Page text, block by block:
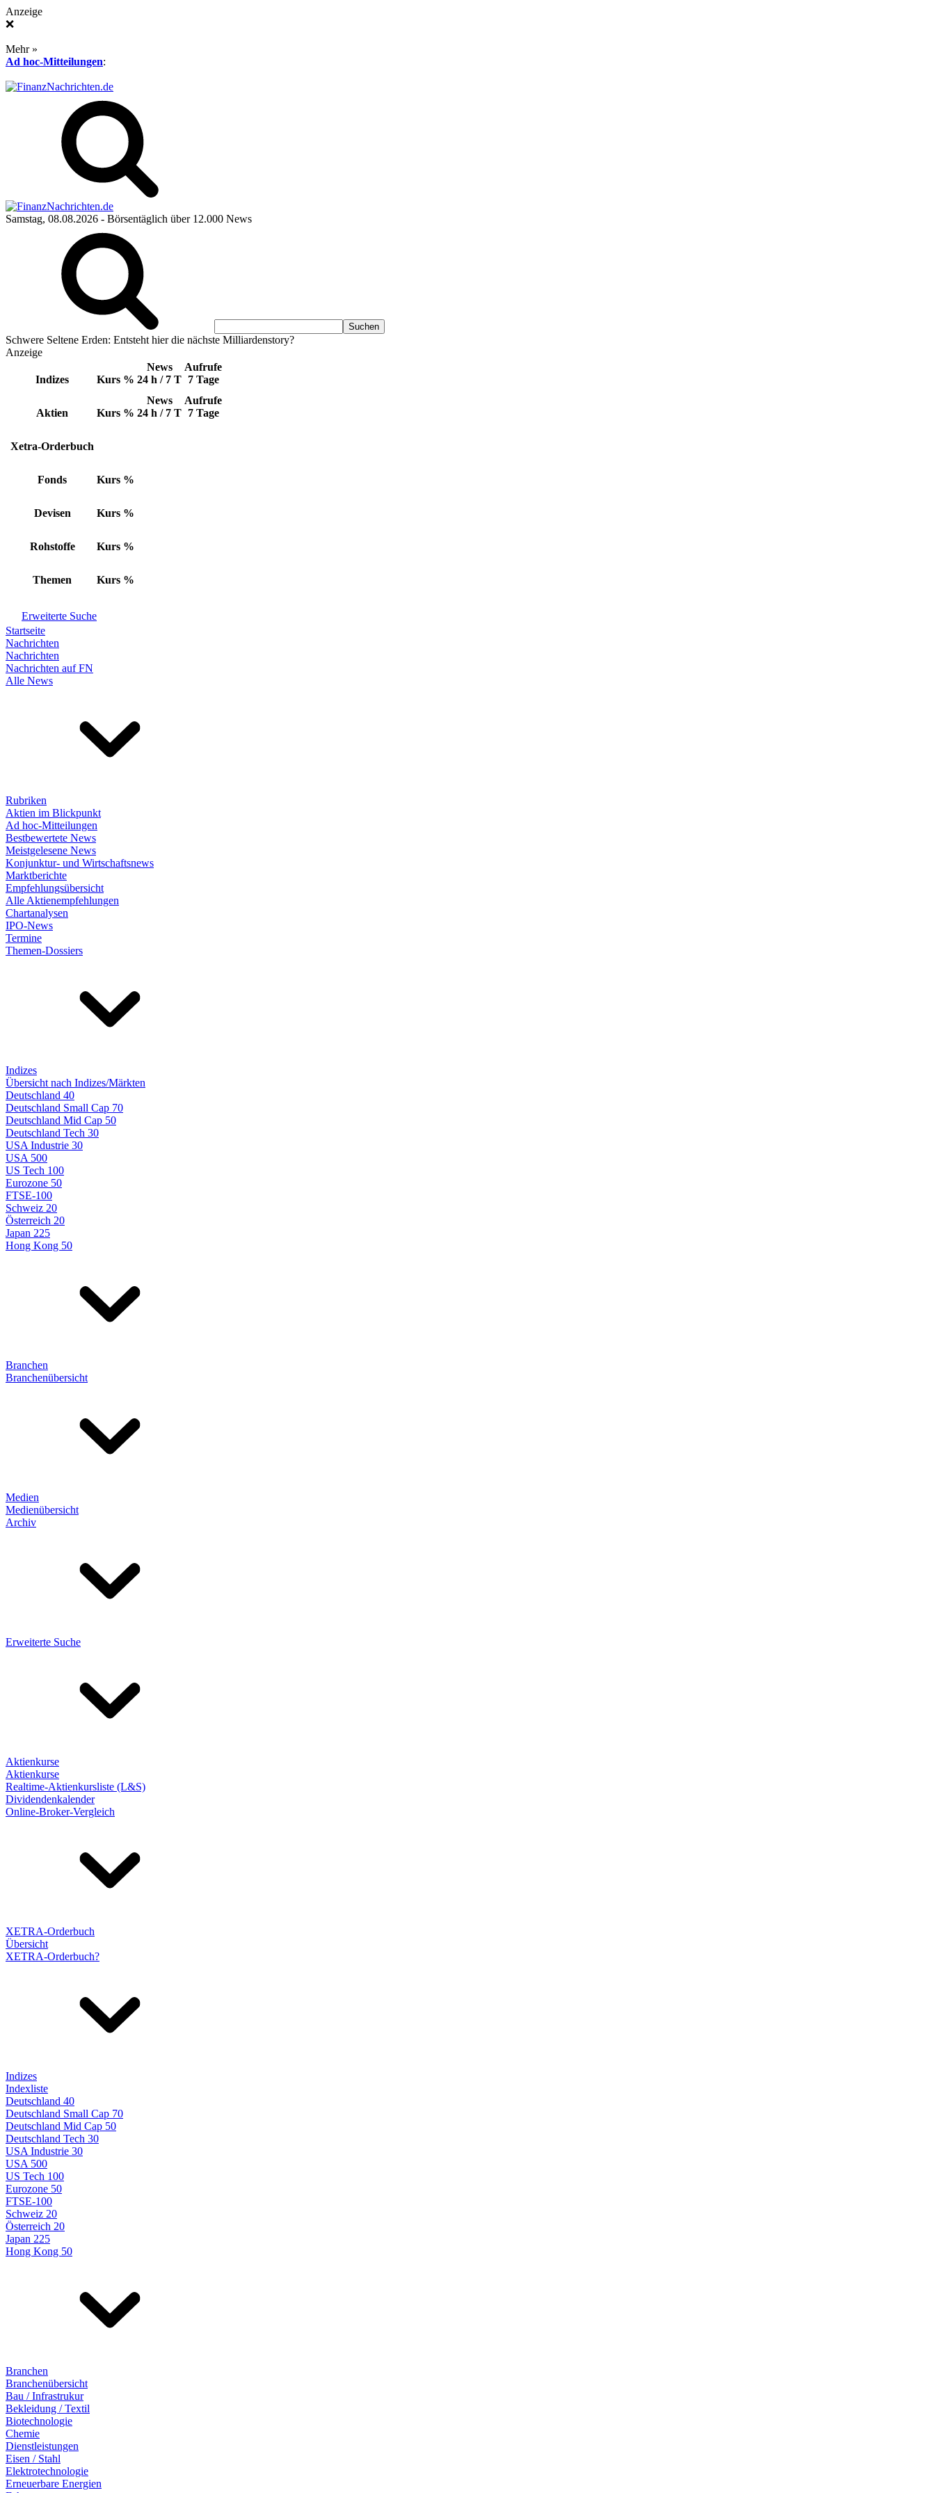
Anzeige
❌
Mehr »
Ad hoc-Mitteilungen:
Samstag, 08.08.2026 - Börsentäglich über 12.000 News
Schwere Seltene Erden: Entsteht hier die nächste Milliardenstory?
Anzeige
Indizes Kurs %
News
24 h / 7 T
Aufrufe
7 Tage
Aktien Kurs %
News
24 h / 7 T
Aufrufe
7 Tage
Xetra-Orderbuch
Fonds Kurs %
Devisen Kurs %
Rohstoffe Kurs %
Themen Kurs %
Erweiterte Suche
Startseite
Nachrichten
Nachrichten
Nachrichten auf FN
Alle News
Rubriken
Aktien im Blickpunkt
Ad hoc-Mitteilungen
Bestbewertete News
Meistgelesene News
Konjunktur- und Wirtschaftsnews
Marktberichte
Empfehlungsübersicht
Alle Aktienempfehlungen
Chartanalysen
IPO-News
Termine
Themen-Dossiers
Indizes
Übersicht nach Indizes/Märkten
Deutschland 40
Deutschland Small Cap 70
Deutschland Mid Cap 50
Deutschland Tech 30
USA Industrie 30
USA 500
US Tech 100
Eurozone 50
FTSE-100
Schweiz 20
Österreich 20
Japan 225
Hong Kong 50
Branchen
Branchenübersicht
Medien
Medienübersicht
Archiv
Erweiterte Suche
Aktienkurse
Aktienkurse
Realtime-Aktienkursliste (L&S)
Dividendenkalender
Online-Broker-Vergleich
XETRA-Orderbuch
Übersicht
XETRA-Orderbuch?
Indizes
Indexliste
Deutschland 40
Deutschland Small Cap 70
Deutschland Mid Cap 50
Deutschland Tech 30
USA Industrie 30
USA 500
US Tech 100
Eurozone 50
FTSE-100
Schweiz 20
Österreich 20
Japan 225
Hong Kong 50
Branchen
Branchenübersicht
Bau / Infrastrukur
Bekleidung / Textil
Biotechnologie
Chemie
Dienstleistungen
Eisen / Stahl
Elektrotechnologie
Erneuerbare Energien